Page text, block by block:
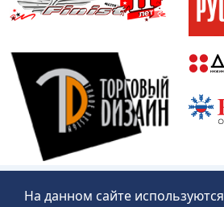
На данном сайте используются